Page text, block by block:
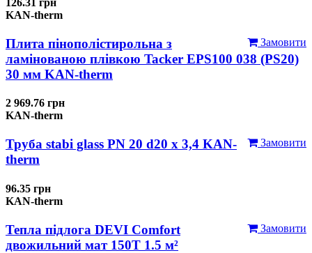
KAN-therm
Замовити
Плита пінополістирольна з
ламінованою плівкою Tacker EPS100 038 (PS20)
30 мм KAN-therm
2 969.76 грн
KAN-therm
Замовити
Труба stabi glass PN 20 d20 х 3,4 KAN-
therm
96.35 грн
KAN-therm
Замовити
Тепла підлога DEVI Comfort
двожильний мат 150T 1.5 м²